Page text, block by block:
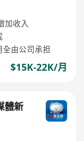
加收入
由公司承担
$15K-22K/月
體新